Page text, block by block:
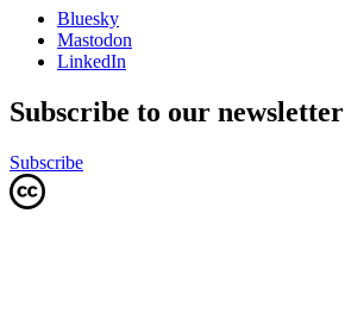
Bluesky
Mastodon
LinkedIn
Subscribe to our newsletter
Subscribe